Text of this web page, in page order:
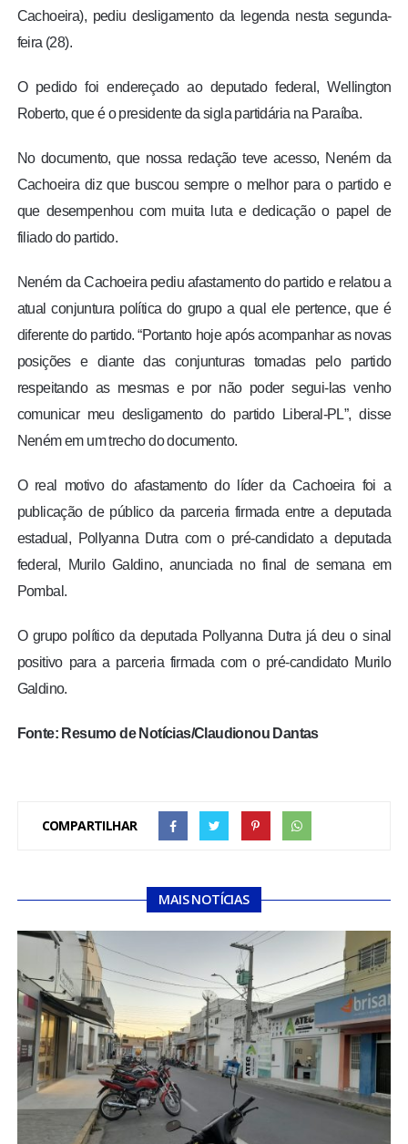
Cachoeira), pediu desligamento da legenda nesta segunda-
feira (28).
O pedido foi endereçado ao deputado federal, Wellington
Roberto, que é o presidente da sigla partidária na Paraíba.
No documento, que nossa redação teve acesso, Neném da
Cachoeira diz que buscou sempre o melhor para o partido e
que desempenhou com muita luta e dedicação o papel de
filiado do partido.
Neném da Cachoeira pediu afastamento do partido e relatou a
atual conjuntura política do grupo a qual ele pertence, que é
diferente do partido. “Portanto hoje após acompanhar as novas
posições e diante das conjunturas tomadas pelo partido
respeitando as mesmas e por não poder segui-las venho
comunicar meu desligamento do partido Liberal-PL”, disse
Neném em um trecho do documento.
O real motivo do afastamento do líder da Cachoeira foi a
publicação de público da parceria firmada entre a deputada
estadual, Pollyanna Dutra com o pré-candidato a deputada
federal, Murilo Galdino, anunciada no final de semana em
Pombal.
O grupo político da deputada Pollyanna Dutra já deu o sinal
positivo para a parceria firmada com o pré-candidato Murilo
Galdino.
Fonte: Resumo de Notícias/Claudionou Dantas
COMPARTILHAR
MAIS NOTÍCIAS